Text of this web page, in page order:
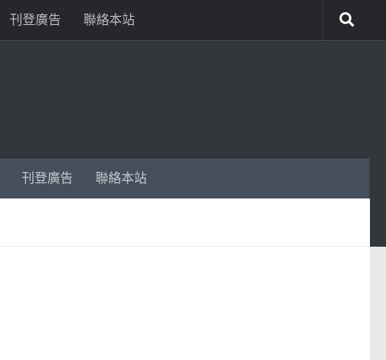
刊登廣告 聯絡本站
刊登廣告 聯絡本站